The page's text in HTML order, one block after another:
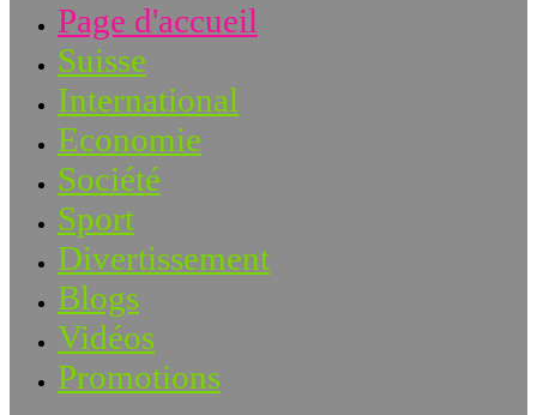
Page d'accueil
Suisse
International
Economie
Société
Sport
Divertissement
Blogs
Vidéos
Promotions